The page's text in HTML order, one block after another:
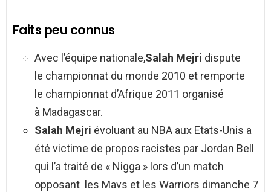
Faits peu connus
Avec l’équipe nationale,Salah Mejri dispute
le championnat du monde 2010 et remporte
le championnat d’Afrique 2011 organisé
à Madagascar.
Salah Mejri évoluant au NBA aux Etats-Unis a
été victime de propos racistes par Jordan Bell
qui l’a traité de « Nigga » lors d’un match
opposant les Mavs et les Warriors dimanche 7